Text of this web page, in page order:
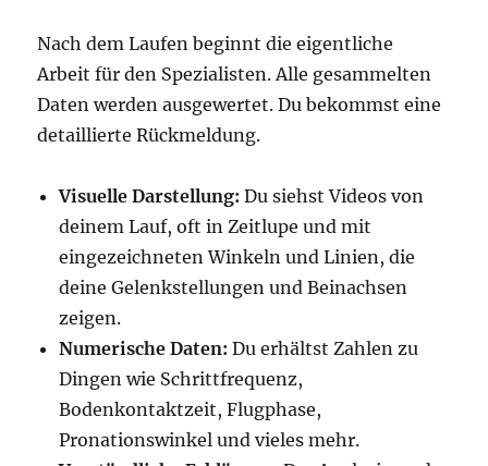
Nach dem Laufen beginnt die eigentliche
Arbeit für den Spezialisten. Alle gesammelten
Daten werden ausgewertet. Du bekommst eine
detaillierte Rückmeldung.
Visuelle Darstellung: Du siehst Videos von
deinem Lauf, oft in Zeitlupe und mit
eingezeichneten Winkeln und Linien, die
deine Gelenkstellungen und Beinachsen
zeigen.
Numerische Daten: Du erhältst Zahlen zu
Dingen wie Schrittfrequenz,
Bodenkontaktzeit, Flugphase,
Pronationswinkel und vieles mehr.